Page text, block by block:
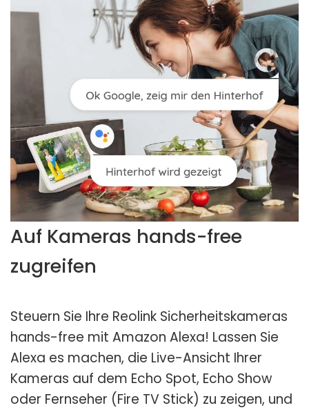
Auf Kameras hands-free
zugreifen
Steuern Sie Ihre Reolink Sicherheitskameras
hands-free mit Amazon Alexa! Lassen Sie
Alexa es machen, die Live-Ansicht Ihrer
Kameras auf dem Echo Spot, Echo Show
oder Fernseher (Fire TV Stick) zu zeigen, und